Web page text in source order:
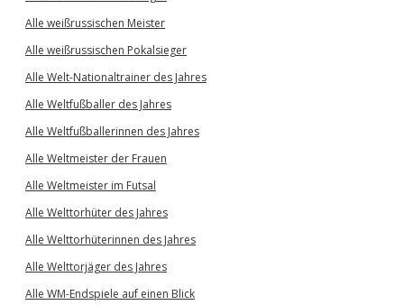
Alle weißrussischen Meister
Alle weißrussischen Pokalsieger
Alle Welt-Nationaltrainer des Jahres
Alle Weltfußballer des Jahres
Alle Weltfußballerinnen des Jahres
Alle Weltmeister der Frauen
Alle Weltmeister im Futsal
Alle Welttorhüter des Jahres
Alle Welttorhüterinnen des Jahres
Alle Welttorjäger des Jahres
Alle WM-Endspiele auf einen Blick